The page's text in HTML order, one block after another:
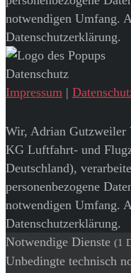
notwendigen Umfang.
Datenschutzerklärung.
Datenschutz
Impressum |
Wir, Adrian Gutzweiler
KG Luftfahrt- und
Deutschland),
personenbezogene
notwendigen Umfang.
Datenschutzerklärung.
Notwendige Dienste (1
Unbedingte technisch